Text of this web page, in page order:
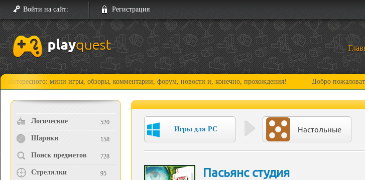
Войти на сайт: Регистрация
мини игры, обзоры, комментарии, форум, новости и, конечно, прохождения! Добро пожаловать на
Логические 520
Шарики 158
Поиск предметов 728
Стрелялки 95
Игры для PC Настольные
Пасьянс студия